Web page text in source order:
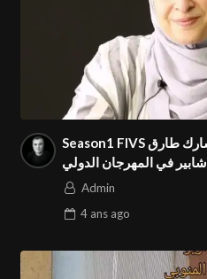
Season1 FIVS فيديو بعنوان « فقد الاحبة » للمشارك طارق
شابير في المهرجان الدولي
Admin
4 ans ago